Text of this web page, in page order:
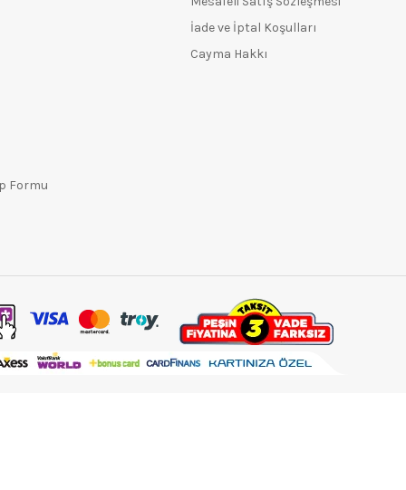
Formu
İade ve İptal Koşulları
Cayma Hakkı